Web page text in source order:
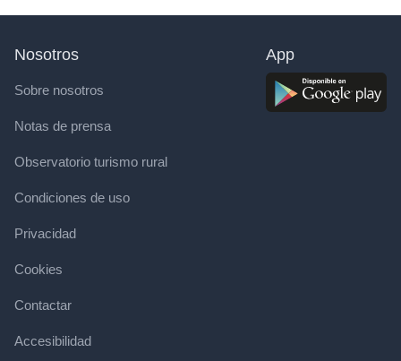
Nosotros
Sobre nosotros
Notas de prensa
Observatorio turismo rural
Condiciones de uso
Privacidad
Cookies
Contactar
Accesibilidad
App